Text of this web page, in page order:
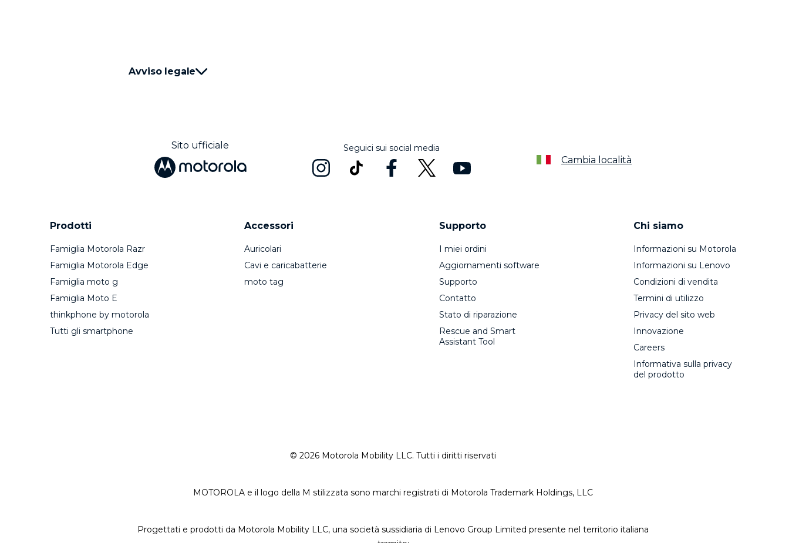
Avviso legale
Sito ufficiale Seguici sui social media
Cambia località
Prodotti
Famiglia Motorola Razr
Famiglia Motorola Edge
Famiglia moto g
Famiglia Moto E
thinkphone by motorola
Tutti gli smartphone
Accessori
Auricolari
Cavi e caricabatterie
moto tag
Supporto
I miei ordini
Aggiornamenti software
Supporto
Contatto
Stato di riparazione
Rescue and Smart
Assistant Tool
Chi siamo
Informazioni su Motorola
Informazioni su Lenovo
Condizioni di vendita
Termini di utilizzo
Privacy del sito web
Innovazione
Careers
Informativa sulla privacy
del prodotto
© 2026 Motorola Mobility LLC. Tutti i diritti riservati
MOTOROLA e il logo della M stilizzata sono marchi registrati di Motorola Trademark Holdings, LLC
Progettati e prodotti da Motorola Mobility LLC, una società sussidiaria di Lenovo Group Limited presente nel territorio italiana